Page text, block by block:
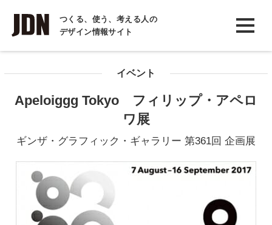
つくる、使う、考える人の
デザイン情報サイト
INTERVIEW
インタビュー
イベント
Apeloiggg Tokyo フィリップ・アペロ
ワ展
ギンザ・グラフィック・ギャラリー 第361回 企画展